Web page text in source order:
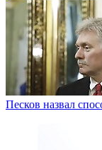
Песков назвал